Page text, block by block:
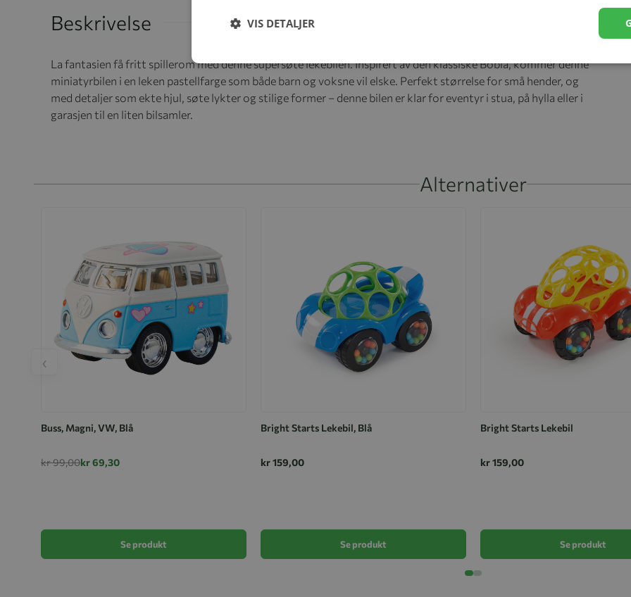
Beskrivelse
La fantasien få fritt spillerom med denne supersøte lekebilen. Inspirert av den klassiske Bobla, kommer denne
miniatyrbilen i en leken pastellfarge som både barn og voksne vil elske. Perfekt størrelse for små hender, og
med detaljer som ekte hjul, søte lykter og stilige former – denne bilen er klar for eventyr i stua, på hylla eller i
garasjen til en liten bilsamler.
Alternativer
Buss, Magni, VW, Blå
kr 99,00kr 69,30
Se produkt
Bright Starts Lekebil, Blå
kr 159,00
Se produkt
Bright Starts Lekebil
kr 159,00
Se produkt
‹
VIS DETALJER